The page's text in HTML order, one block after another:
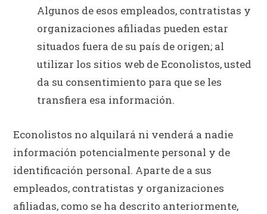
Algunos de esos empleados, contratistas y
organizaciones afiliadas pueden estar
situados fuera de su país de origen; al
utilizar los sitios web de Econolistos, usted
da su consentimiento para que se les
transfiera esa información.
Econolistos no alquilará ni venderá a nadie
información potencialmente personal y de
identificación personal. Aparte de a sus
empleados, contratistas y organizaciones
afiliadas, como se ha descrito anteriormente,